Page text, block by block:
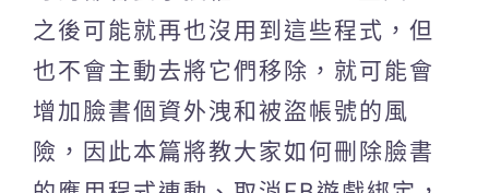
之後可能就再也沒用到這些程式，但
也不會主動去將它們移除，就可能會
增加臉書個資外洩和被盜帳號的風
險，因此本篇將教大家如何刪除臉書